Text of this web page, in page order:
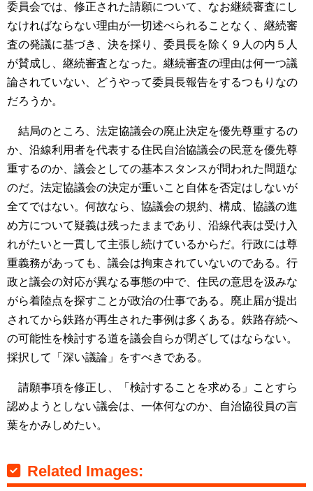
委員会では、修正された請願について、なお継続審査にし
なければならない理由が一切述べられることなく、継続審
査の発議に基づき、決を採り、委員長を除く９人の内５人
が賛成し、継続審査となった。継続審査の理由は何一つ議
論されていない、どうやって委員長報告をするつもりなの
だろうか。
結局のところ、法定協議会の廃止決定を優先尊重するの
か、沿線利用者を代表する住民自治協議会の民意を優先尊
重するのか、議会としての基本スタンスが問われた問題な
のだ。法定協議会の決定が重いこと自体を否定はしないが
全てではない。何故なら、協議会の規約、構成、協議の進
め方について疑義は残ったままであり、沿線代表は受け入
れがたいと一貫して主張し続けているからだ。行政には尊
重義務があっても、議会は拘束されていないのである。行
政と議会の対応が異なる事態の中で、住民の意思を汲みな
がら着陸点を探すことが政治の仕事である。廃止届が提出
されてから鉄路が再生された事例は多くある。鉄路存続へ
の可能性を検討する道を議会自らが閉ざしてはならない。
採択して「深い議論」をすべきである。
請願事項を修正し、「検討することを求める」ことすら
認めようとしない議会は、一体何なのか、自治協役員の言
葉をかみしめたい。
Related Images: